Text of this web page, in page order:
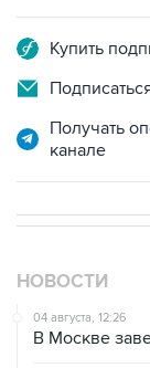
Купить
Получать
канале
НОВОСТИ
04 августа, 12:26
В Москве